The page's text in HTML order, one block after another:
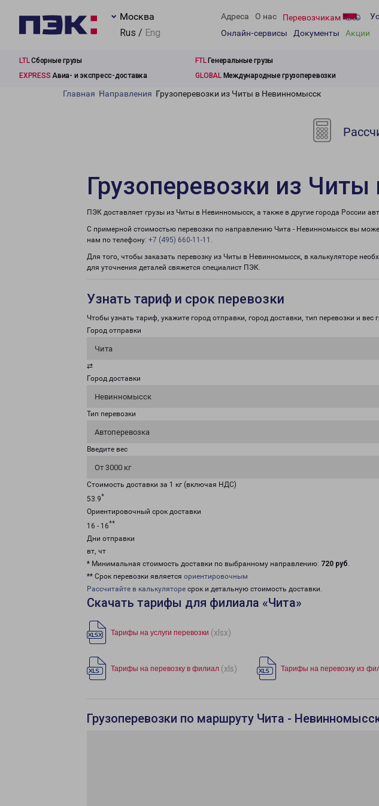
Москва
Rus / Eng
Адреса О нас Перевозчикам
Онлайн-сервисы
Документы Акции
LTLСборные грузы FTLГенеральные грузы
EXPRESS Авиа- и экспресс-доставка GLOBALМеждународные грузоперевозки
Главная Направления Грузоперевозки из Читы в Невинномысск
Грузоперевозки из
ПЭК доставляет грузы из Читы в Невинномысск, а также в другие города России
С примерной стоимостью перевозки по направлению Чита - Невинномысск вы
нам по телефону: +7 (495) 660-11-11 .
Для того, чтобы заказать перевозку из Читы в Невинномысск, в калькуляторе
для уточнения деталей свяжется специалист ПЭК.
Узнать тариф и срок перевозки
Чтобы узнать тариф, укажите город отправки, город доставки, тип перевозки и вес
Город отправки
Чита
⇄
Город доставки
Невинномысск
Тип перевозки
Автоперевозка
Введите вес
От 3000 кг
Стоимость доставки за 1 кг (включая НДС)
53.9*
Ориентировочный срок доставки
16 - 16**
Дни отправки
вт, чт
* Минимальная стоимость доставки по выбранному направлению: 720 руб.
** Срок перевозки является ориентировочным
Рассчитайте в калькуляторе срок и детальную стоимость доставки.
Скачать тарифы для филиала «Чита»
Тарифы на услуги перевозки (xlsx)
Тарифы на перевозку в филиал (xls) Тарифы на перевозку из
Грузоперевозки по маршруту Чита -